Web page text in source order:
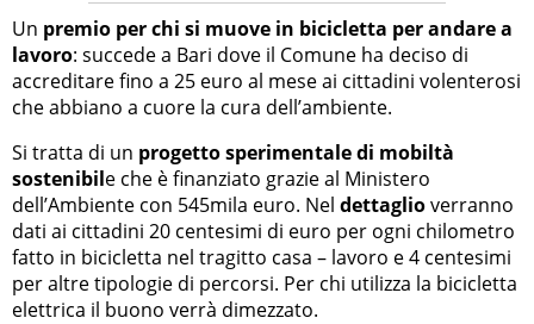
Un premio per chi si muove in bicicletta per andare a
lavoro: succede a Bari dove il Comune ha deciso di
accreditare fino a 25 euro al mese ai cittadini volenterosi
che abbiano a cuore la cura dell’ambiente.
Si tratta di un progetto sperimentale di mobiltà
sostenibile che è finanziato grazie al Ministero
dell’Ambiente con 545mila euro. Nel dettaglioverranno
dati ai cittadini 20 centesimi di euro per ogni chilometro
fatto in bicicletta nel tragitto casa – lavoro e 4 centesimi
per altre tipologie di percorsi. Per chi utilizza la bicicletta
elettrica il buono verrà dimezzato.